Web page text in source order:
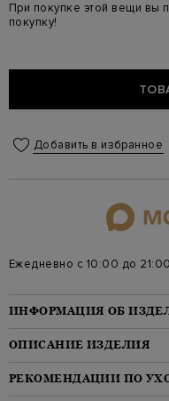
При покупке этой вещи вы
покупку!
Добавить в избранное
Ежедневно с 10:00 до 21:00
ИНФОРМАЦИЯ ОБ
Материал: хлопок 100%
На модели: 190/96/73/96
Стиль: Джемперы
Цвет: Черный
ОПИСАНИЕ ИЗДЕЛИЯ
Мужской джемпер в
Company выполнен из
РЕКОМЕНДАЦИИ ПО